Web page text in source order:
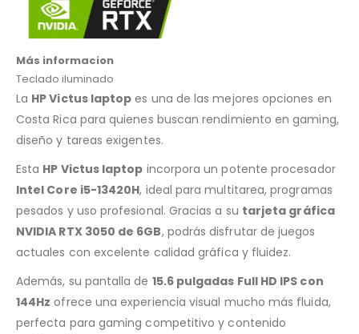
Más informacion
Teclado iluminado
La HP Victus laptop es una de las mejores opciones en
Costa Rica para quienes buscan rendimiento en gaming,
diseño y tareas exigentes.
Esta HP Victus laptop incorpora un potente procesador
Intel Core i5-13420H, ideal para multitarea, programas
pesados y uso profesional. Gracias a su tarjeta gráfica
NVIDIA RTX 3050 de 6GB, podrás disfrutar de juegos
actuales con excelente calidad gráfica y fluidez.
Además, su pantalla de 15.6 pulgadas Full HD IPS con
144Hz ofrece una experiencia visual mucho más fluida,
perfecta para gaming competitivo y contenido